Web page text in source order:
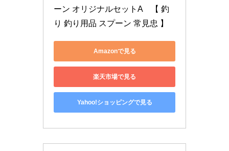
ーン オリジナルセットA　【 釣
り 釣り用品 スプーン 常見忠 】
Amazonで見る
楽天市場で見る
Yahoo!ショッピングで見る